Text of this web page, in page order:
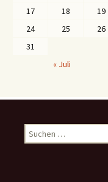
17
18 19
24
25 26
31
« Juli
u